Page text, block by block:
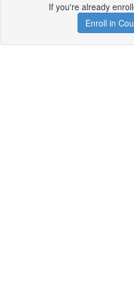
If you're already
Enroll in